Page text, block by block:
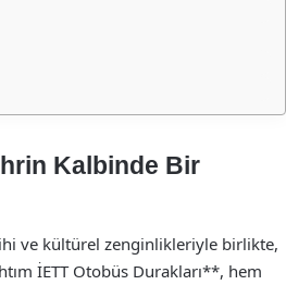
Kalbinde Bir
ve kültürel zenginlikleriyle birlikte,
İETT Otobüs Durakları**, hem